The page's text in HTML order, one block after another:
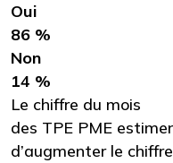
Oui
86 %
Non
14 %
Le chiffre du mois
des TPE PME
d’augmenter le